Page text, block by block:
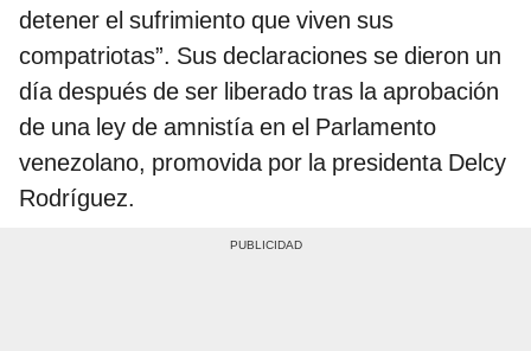
detener el sufrimiento que viven sus
compatriotas”. Sus declaraciones se dieron un
día después de ser liberado tras la aprobación
de una ley de amnistía en el Parlamento
venezolano, promovida por la presidenta Delcy
Rodríguez.